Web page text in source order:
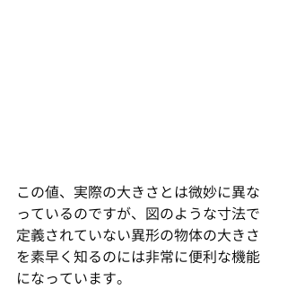
この値、実際の大きさとは微妙に異な
っているのですが、図のような寸法で
定義されていない異形の物体の大きさ
を素早く知るのには非常に便利な機能
になっています。